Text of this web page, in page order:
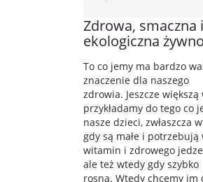
Zdrowa, smaczna i
ekologiczna
To co jemy ma bardzo
znaczenie dla naszego
zdrowia. Jeszcze większą
przykładamy do tego co
nasze dzieci, zwłaszcza
gdy są małe i potrzebują
witamin i zdrowego
ale też wtedy gdy szybko
rosną. Wtedy chcemy im